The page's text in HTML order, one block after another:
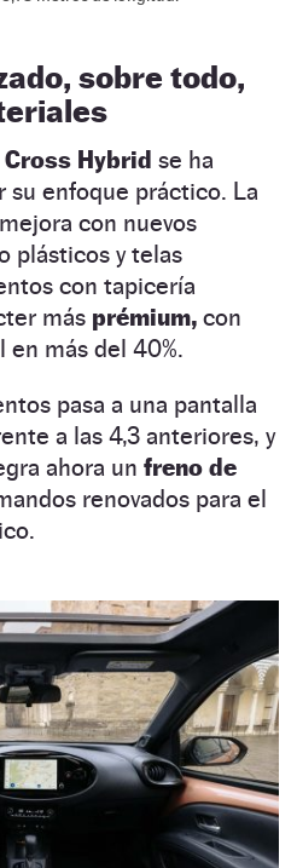
sobre todo,
Cross Hybrid se ha
su enfoque práctico. La
con nuevos
plásticos y telas
con tapicería
más prémium, con
más del 40%.
pasa a una pantalla
a las 4,3 anteriores, y
ahora un freno de
renovados para el